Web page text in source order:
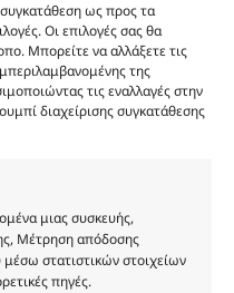
ως προς τα
Οι επιλογές σας θα
Μπορείτε να αλλάξετε τις
της
τις εναλλαγές στην
διαχείρισης συγκατάθεσης
μιας συσκευής,
Μέτρηση απόδοσης
στατιστικών στοιχείων
πηγές.
της επιλογής σας.
στα
στην
επιχείρησης μας δεν
του
είναι τύπου, σε
από τα
οίκων. Οι
σήματα των
και
των